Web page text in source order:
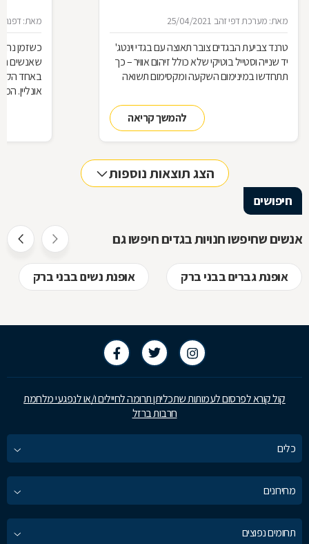
מאת: מערכת דפי זהב 25/04/2021
טרנד צביעת הבגדים צובר תאוצה עם בגדי וינטג'
יד שנייה וסטייל בוטיקי שלא כולל זיהום אוויר – כך
תתחדשו במינימום השקעה ומקסימום תשואה
להמשך קריאה
מאת: דפנה
כשזמן
שאנשים
באחד
אונליין.
הצג תוצאות נוספות
חיפושים
אנשים שחיפשו חנויות בגדים חיפשו גם
אופנת גברים בבני ברק אופנת נשים בבני ברק
קול קורא לפרסום לעמותות שתכליתן תרומה לחיילים ו/או לנפגעי מלחמת
חרבות ברזל
כלים
מחירונים
תחומים נפוצים